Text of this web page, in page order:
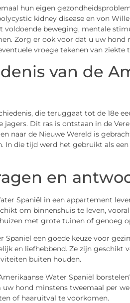
hun eigen
kidney disease en von
voldoende beweging, mentale
Zorg er ook voor dat u uw
vroege tekenen van ziekte
van de
die teruggaat tot de 18e
Dit ras is ontstaan in de
naar de Nieuwe Wereld is
In die tijd werd het gebruikt als
en
Spaniël in een appartement
om binnenshuis te leven,
met grote tuinen of genoeg
Spaniël een goede keuze voor
en liefhebbend. Ze zijn geschikt
buiten houden.
Water Spaniël
hond minstens tweemaal per
of haaruitval te voorkomen.